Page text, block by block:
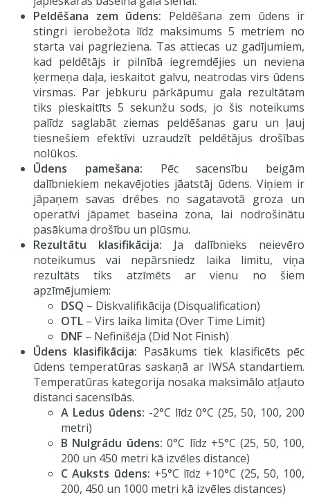
Peldēšana zem ūdens: Peldēšana zem ūdens ir
stingri ierobežota līdz maksimums 5 metriem no
starta vai pagrieziena. Tas attiecas uz gadījumiem,
kad peldētājs ir pilnībā iegremdējies un neviena
ķermeņa daļa, ieskaitot galvu, neatrodas virs ūdens
virsmas. Par jebkuru pārkāpumu gala rezultātam
tiks pieskaitīts 5 sekunžu sods, jo šis noteikums
palīdz saglabāt ziemas peldēšanas garu un ļauj
tiesnešiem efektīvi uzraudzīt peldētājus drošības
nolūkos.
Ūdens pamešana: Pēc sacensību beigām
dalībniekiem nekavējoties jāatstāj ūdens. Viņiem ir
jāpaņem savas drēbes no sagatavotā groza un
operatīvi jāpamet baseina zona, lai nodrošinātu
pasākuma drošību un plūsmu.
Rezultātu klasifikācija: Ja dalībnieks neievēro
noteikumus vai nepārsniedz laika limitu, viņa
rezultāts tiks atzīmēts ar vienu no šiem
apzīmējumiem:
DSQ – Diskvalifikācija (Disqualification)
OTL – Virs laika limita (Over Time Limit)
DNF – Nefinišēja (Did Not Finish)
Ūdens klasifikācija: Pasākums tiek klasificēts pēc
ūdens temperatūras saskaņā ar IWSA standartiem.
Temperatūras kategorija nosaka maksimālo atļauto
distanci sacensībās.
A Ledus ūdens: -2°C līdz 0°C (25, 50, 100, 200
metri)
B Nulgrādu ūdens: 0°C līdz +5°C (25, 50, 100,
200 un 450 metri kā izvēles distance)
C Auksts ūdens: +5°C līdz +10°C (25, 50, 100,
200, 450 un 1000 metri kā izvēles distances)